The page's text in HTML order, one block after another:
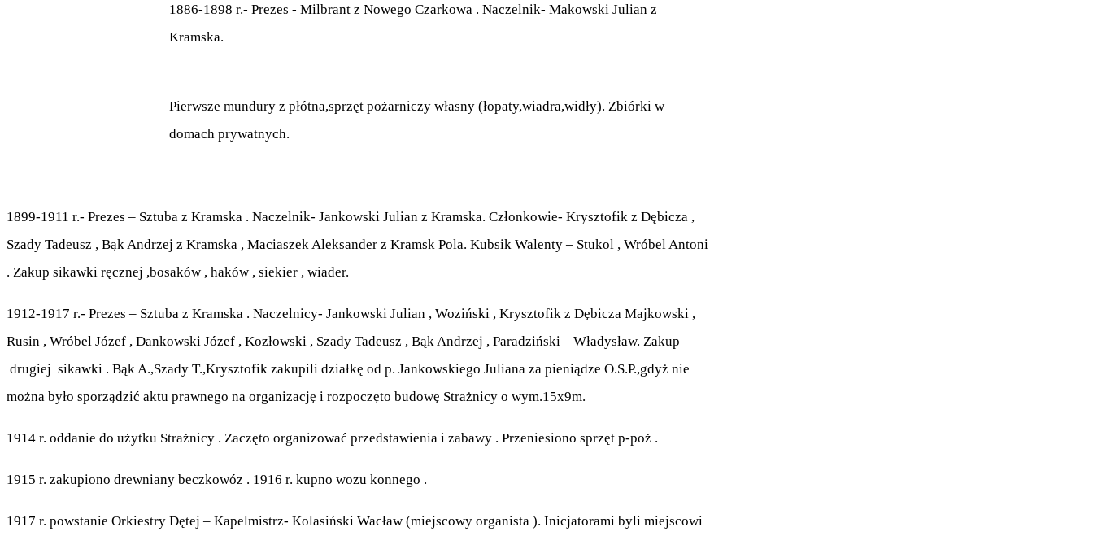
1886-1898 r.- Prezes - Milbrant z Nowego Czarkowa . Naczelnik- Makowski Julian z
Kramska.
Pierwsze mundury z płótna,sprzęt pożarniczy własny (łopaty,wiadra,widły). Zbiórki w
domach prywatnych.
1899-1911 r.- Prezes – Sztuba z Kramska . Naczelnik- Jankowski Julian z Kramska. Członkowie- Krysztofik z Dębicza ,
Szady Tadeusz , Bąk Andrzej z Kramska , Maciaszek Aleksander z Kramsk Pola. Kubsik Walenty – Stukol , Wróbel Antoni
. Zakup sikawki ręcznej ,bosaków , haków , siekier , wiader.
1912-1917 r.- Prezes – Sztuba z Kramska . Naczelnicy- Jankowski Julian , Woziński , Krysztofik z Dębicza Majkowski ,
Rusin , Wróbel Józef , Dankowski Józef , Kozłowski , Szady Tadeusz , Bąk Andrzej , Paradziński Władysław. Zakup
drugiej sikawki . Bąk A.,Szady T.,Krysztofik zakupili działkę od p. Jankowskiego Juliana za pieniądze O.S.P.,gdyż nie
można było sporządzić aktu prawnego na organizację i rozpoczęto budowę Strażnicy o wym.15x9m.
1914 r. oddanie do użytku Strażnicy . Zaczęto organizować przedstawienia i zabawy . Przeniesiono sprzęt p-poż .
1915 r. zakupiono drewniany beczkowóz . 1916 r. kupno wozu konnego .
1917 r. powstanie Orkiestry Dętej – Kapelmistrz- Kolasiński Wacław (miejscowy organista ). Inicjatorami byli miejscowi